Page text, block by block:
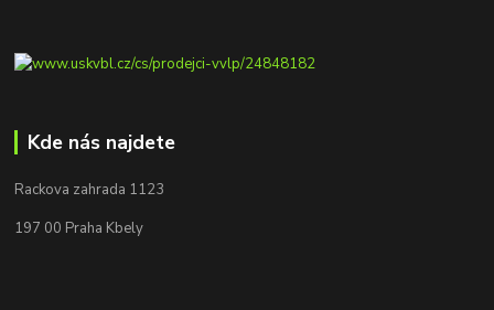
Kde nás najdete
Rackova zahrada 1123
197 00 Praha Kbely